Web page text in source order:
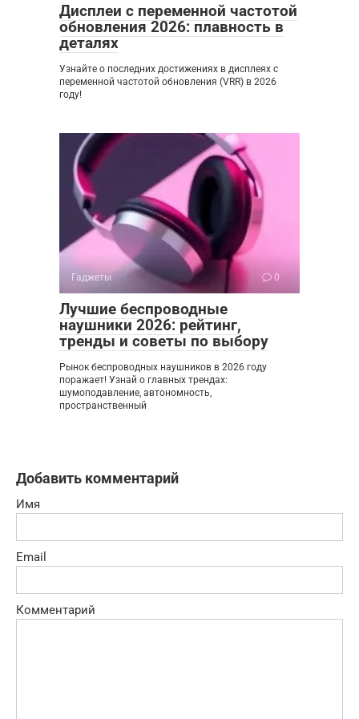
Дисплеи с переменной частотой
обновления 2026: плавность в
деталях
Узнайте о последних достижениях в дисплеях с
переменной частотой обновления (VRR) в 2026
году!
Гаджеты 0
Лучшие беспроводные
наушники 2026: рейтинг,
тренды и советы по выбору
Рынок беспроводных наушников в 2026 году
поражает! Узнай о главных трендах:
шумоподавление, автономность,
пространственный
Добавить комментарий
Имя
Email
Комментарий